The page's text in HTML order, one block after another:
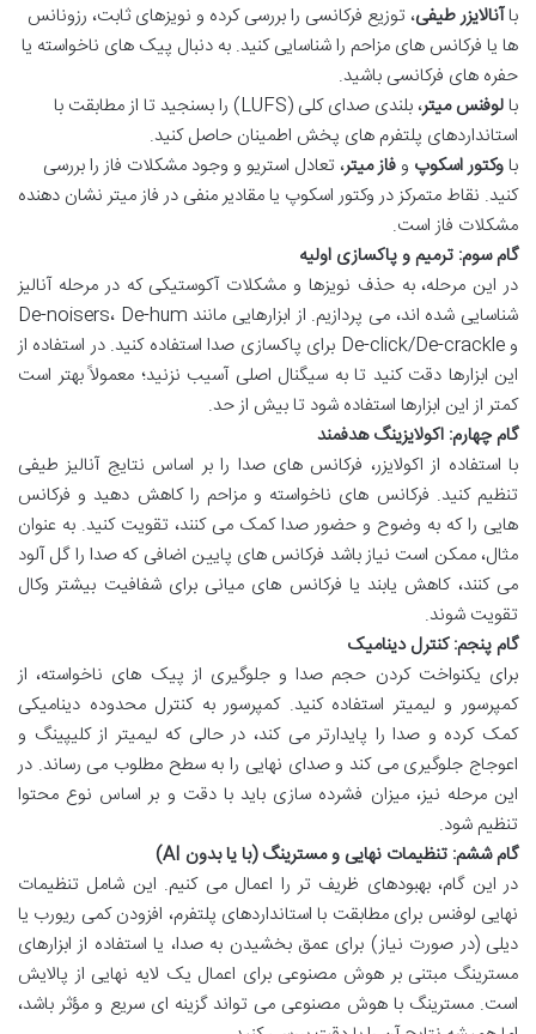
باآنالایزر طیفی، توزیع فرکانسی را بررسی کرده و نویزهای ثابت، رزونانس
ها یا فرکانس های مزاحم را شناسایی کنید. به دنبال پیک های ناخواسته یا
حفره های فرکانسی باشید.
بالوفنس میتر
، بلندی صدای کلی (LUFS) را بسنجید تا از مطابقت با
استانداردهای پلتفرم های پخش اطمینان حاصل کنید.
باوکتور اسکوپ وفاز میتر، تعادل استریو و وجود مشکلات فاز را بررسی
کنید. نقاط متمرکز در وکتور اسکوپ یا مقادیر منفی در فاز میتر نشان دهنده
مشکلات فاز است.
گام سوم: ترمیم و پاکسازی اولیه
در این مرحله، به حذف نویزها و مشکلات آکوستیکی که در مرحله آنالیز
شناسایی شده اند، می پردازیم. از ابزارهایی مانند De-noisers، De-hum
و De-click/De-crackle برای پاکسازی صدا استفاده کنید. در استفاده از
این ابزارها دقت کنید تا به سیگنال اصلی آسیب نزنید؛ معمولاً بهتر است
کمتر از این ابزارها استفاده شود تا بیش از حد.
گام چهارم: اکولایزینگ هدفمند
با استفاده از اکولایزر، فرکانس های صدا را بر اساس نتایج آنالیز طیفی
تنظیم کنید. فرکانس های ناخواسته و مزاحم را کاهش دهید و فرکانس
هایی را که به وضوح و حضور صدا کمک می کنند، تقویت کنید. به عنوان
مثال، ممکن است نیاز باشد فرکانس های پایین اضافی که صدا را گل آلود
می کنند، کاهش یابند یا فرکانس های میانی برای شفافیت بیشتر وکال
تقویت شوند.
گام پنجم: کنترل دینامیک
برای یکنواخت کردن حجم صدا و جلوگیری از پیک های ناخواسته، از
کمپرسور و لیمیتر استفاده کنید. کمپرسور به کنترل محدوده دینامیکی
کمک کرده و صدا را پایدارتر می کند، در حالی که لیمیتر از کلیپینگ و
اعوجاج جلوگیری می کند و صدای نهایی را به سطح مطلوب می رساند. در
این مرحله نیز، میزان فشرده سازی باید با دقت و بر اساس نوع محتوا
تنظیم شود.
گام ششم: تنظیمات نهایی و مسترینگ (با یا بدون AI)
در این گام، بهبودهای ظریف تر را اعمال می کنیم. این شامل تنظیمات
نهایی لوفنس برای مطابقت با استانداردهای پلتفرم، افزودن کمی ریورب یا
دیلی (در صورت نیاز) برای عمق بخشیدن به صدا، یا استفاده از ابزارهای
مسترینگ مبتنی بر هوش مصنوعی برای اعمال یک لایه نهایی از پالایش
است. مسترینگ با هوش مصنوعی می تواند گزینه ای سریع و مؤثر باشد،